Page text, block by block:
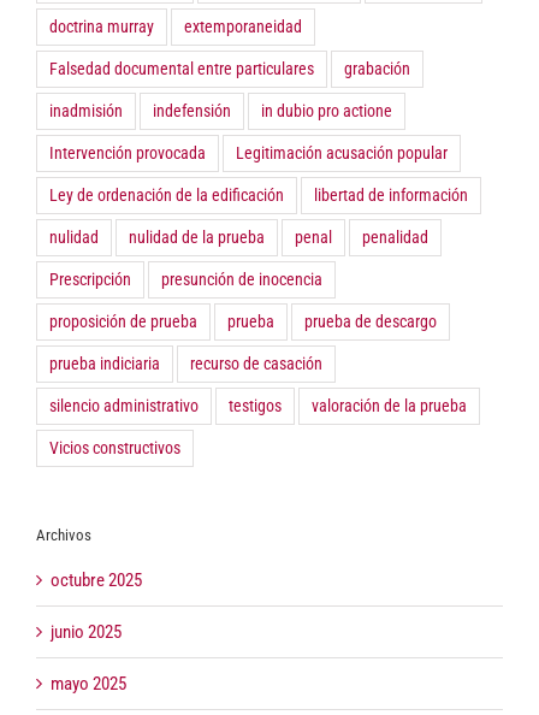
doctrina murray extemporaneidad
Falsedad documental entre particulares grabación
inadmisión indefensión in dubio pro actione
Intervención provocada Legitimación acusación popular
Ley de ordenación de la edificación libertad de información
nulidad nulidad de la prueba penal penalidad
Prescripción presunción de inocencia
proposición de prueba prueba prueba de descargo
prueba indiciaria recurso de casación
silencio administrativo testigos valoración de la prueba
Vicios constructivos
Archivos
octubre 2025
junio 2025
mayo 2025